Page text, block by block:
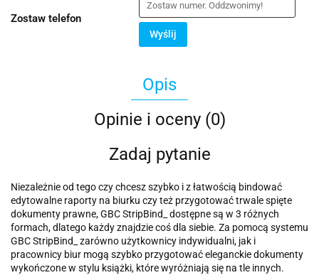
Zostaw telefon
Wyślij
Opis
Opinie i oceny (0)
Zadaj pytanie
Niezależnie od tego czy chcesz szybko i z łatwością bindować
edytowalne raporty na biurku czy też przygotować trwale spięte
dokumenty prawne, GBC StripBind_ dostępne są w 3 różnych
formach, dlatego każdy znajdzie coś dla siebie. Za pomocą systemu
GBC StripBind_ zarówno użytkownicy indywidualni, jak i
pracownicy biur mogą szybko przygotować eleganckie dokumenty
wykończone w stylu książki, które wyróżniają się na tle innych.